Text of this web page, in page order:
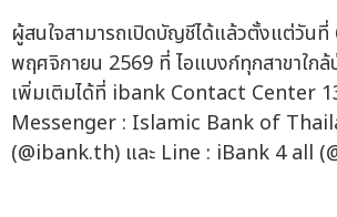
ผู้สนใจสามารถเปิดบัญชีได้แล้วตั้งแต่วัน
พฤศจิกายน 2569 ที่ ไอแบงก์ทุกสาขาใก
เพิ่มเติมได้ที่ ibank Contact Center
Messenger : Islamic Bank of
(@ibank.th) และ Line : iBank 4 all